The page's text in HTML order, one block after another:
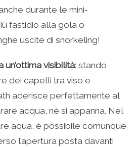
durante le mini-
fastidio alla gola o
uscite di snorkeling!
un’ottima visibilità: stando
dei capelli tra viso e
aderisce perfettamente al
acqua, nè si appanna. Nel
aqua, è possibile comunque
l’apertura posta davanti